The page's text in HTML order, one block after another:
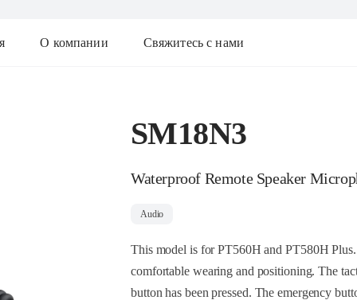
О компании Свяжитесь с нами
SM18N3
Waterproof Remote Speaker
Audio
This model is for PT560H and PT580H
comfortable wearing and positioning. The
button has been pressed. The emergency